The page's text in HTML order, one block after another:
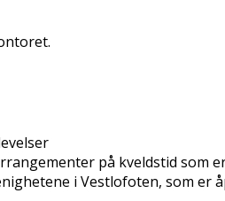
på kveldstid som
i Vestlofoten, som er